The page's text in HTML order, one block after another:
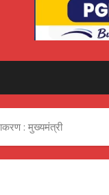
: मुख्यमंत्री